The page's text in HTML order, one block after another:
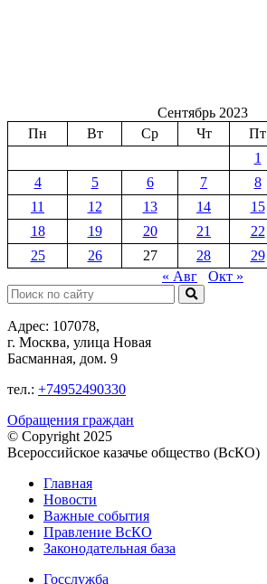
Сентябрь 2023
Пн
Вт Ср Чт Пт
1
4
5 6 7 8
11
12 13 14 15
18
19 20 21 22
25
26 27 28 29
« Авг
Окт »
Поиск:
Адрес: 107078,
г. Москва, улица Новая
Басманная, дом. 9
тел.: +74952490330
Обращения граждан
© Copyright 2025
Всероссийское казачье общество (ВсКО)
Главная
Новости
Важные события
Правление ВсКО
Законодательная база
Госслужба